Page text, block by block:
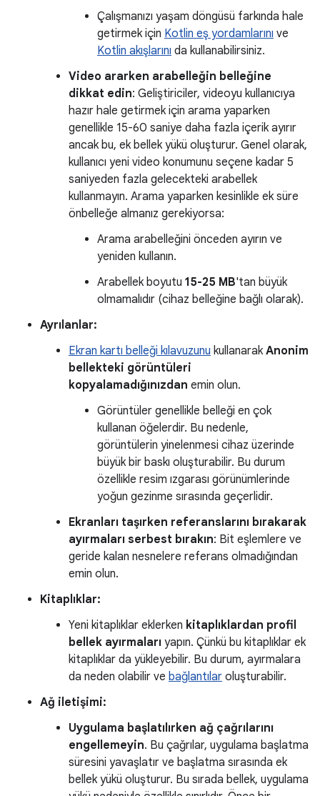
Çalışmanızı yaşam döngüsü farkında hale
getirmek için Kotlin eş yordamlarını ve
Kotlin akışlarını da kullanabilirsiniz.
Video ararken arabelleğin belleğine
dikkat edin: Geliştiriciler, videoyu kullanıcıya
hazır hale getirmek için arama yaparken
genellikle 15-60 saniye daha fazla içerik ayırır
ancak bu, ek bellek yükü oluşturur. Genel olarak,
kullanıcı yeni video konumunu seçene kadar 5
saniyeden fazla gelecekteki arabellek
kullanmayın. Arama yaparken kesinlikle ek süre
önbelleğe almanız gerekiyorsa:
Arama arabelleğini önceden ayırın ve
yeniden kullanın.
Arabellek boyutu 15-25 MB'tan büyük
olmamalıdır (cihaz belleğine bağlı olarak).
Ayrılanlar:
Ekran kartı belleği kılavuzunu kullanarak Anonim
bellekteki görüntüleri
kopyalamadığınızdan emin olun.
Görüntüler genellikle belleği en çok
kullanan öğelerdir. Bu nedenle,
görüntülerin yinelenmesi cihaz üzerinde
büyük bir baskı oluşturabilir. Bu durum
özellikle resim ızgarası görünümlerinde
yoğun gezinme sırasında geçerlidir.
Ekranları taşırken referanslarını bırakarak
ayırmaları serbest bırakın: Bit eşlemlere ve
geride kalan nesnelere referans olmadığından
emin olun.
Kitaplıklar:
Yeni kitaplıklar eklerken kitaplıklardan profil
bellek ayırmaları yapın. Çünkü bu kitaplıklar ek
kitaplıklar da yükleyebilir. Bu durum, ayırmalara
da neden olabilir ve bağlantılar oluşturabilir.
Ağ iletişimi:
Uygulama başlatılırken ağ çağrılarını
engellemeyin. Bu çağrılar, uygulama başlatma
süresini yavaşlatır ve başlatma sırasında ek
bellek yükü oluşturur. Bu sırada bellek, uygulama